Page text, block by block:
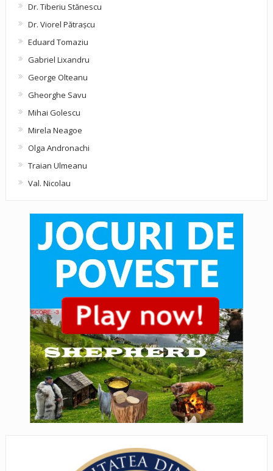
Dr. Tiberiu Stănescu
Dr. Viorel Pătraşcu
Eduard Tomaziu
Gabriel Lixandru
George Olteanu
Gheorghe Savu
Mihai Golescu
Mirela Neagoe
Olga Andronachi
Traian Ulmeanu
Val. Nicolau